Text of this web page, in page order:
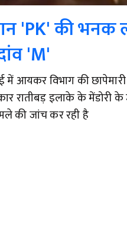
'PK' की भनक
'M'
में आयकर विभाग की
रातीबड़ इलाके के मेंडोरी
की जांच कर रही है